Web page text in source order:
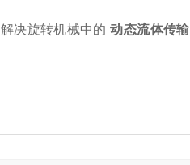
决旋转机械中的 动态流体传输